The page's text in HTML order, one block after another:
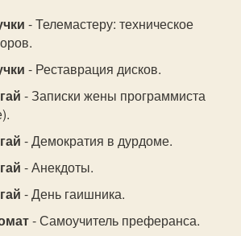
- Телемастеру: техническое
- Реставрация дисков.
- Записки жены программиста
- Демократия в дурдоме.
- Анекдоты.
- День гаишника.
- Самоучитель преферанса.